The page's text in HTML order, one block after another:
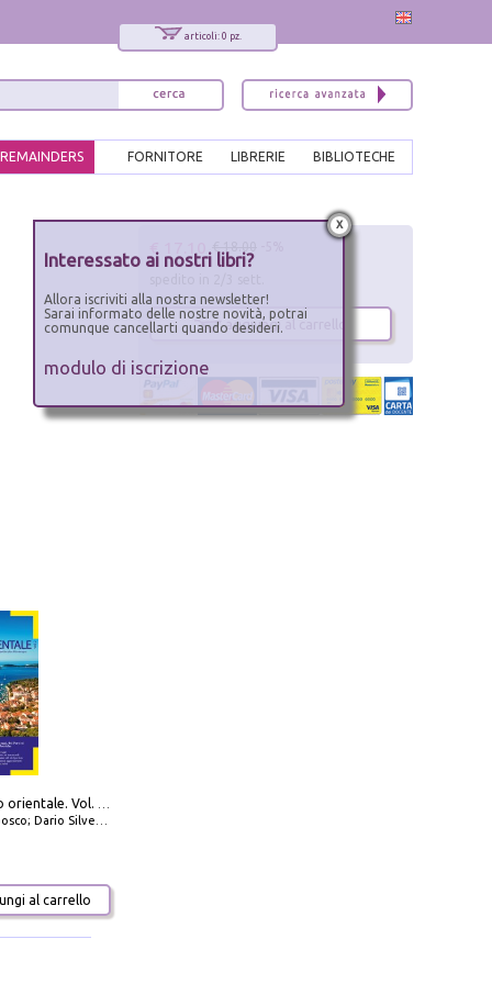
articoli: 0 pz.
BIBLIOTECHE
LIBRERIE
FORNITORE
REMAINDERS
777 Adriatico orientale. Vol. 2: Costa della Dalmazia da Zara a Molunat, Isole della Dalmazia Meridionale e Montenegro
Silvestro; Marco Sbrizzi
al carrello
€ 17.10
aggiungi al carrello
x
Interessato ai nostri libri?
Allora iscriviti alla nostra newsletter!
Sarai informato delle nostre novità, potrai
comunque cancellarti quando desideri.
modulo di iscrizione